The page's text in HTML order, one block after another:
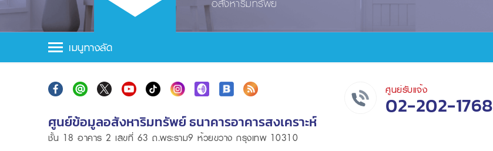
เมนูทางลัด
ศูนย์ข้อมูลอสังหาริมทรัพย์ ธนาคารอาคารสงเคราะห์
ชั้น 18 อาคาร 2 เลขที่ 63 ถ.พระราม9 ห้วยขวาง กรุงเทพ 10310
ศูนย์รับแจ้ง
02-202-1768